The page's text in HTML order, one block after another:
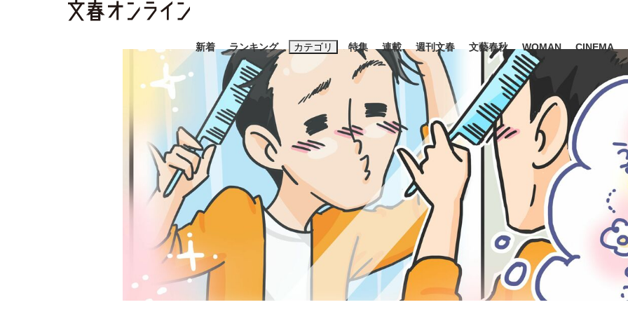
新着 ランキング カテゴリ
スクープ ニュース エンタメ ライフ
「90%は失敗する。でも…」本田圭佑が初めて明かした日本代表監督に... 「最悪の空気のまま解散
特集
観る将棋、
連載 週刊文春 文藝春秋 WOMAN CINEMA
キーワード入力
おすすめのキーワードタグ一覧
#藤田晋 #三山凌輝 #高市早苗 #後藤真希 #森岡毅 #城彰二
#内田有紀
#玉木雄一郎
#亀和田武